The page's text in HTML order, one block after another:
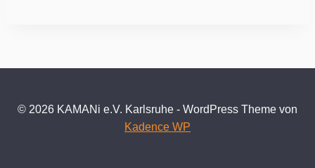
© 2026 KAMANi e.V. Karlsruhe - WordPress Theme von
Kadence WP